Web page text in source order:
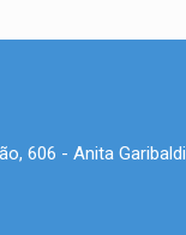
606 - Anita Garibaldi